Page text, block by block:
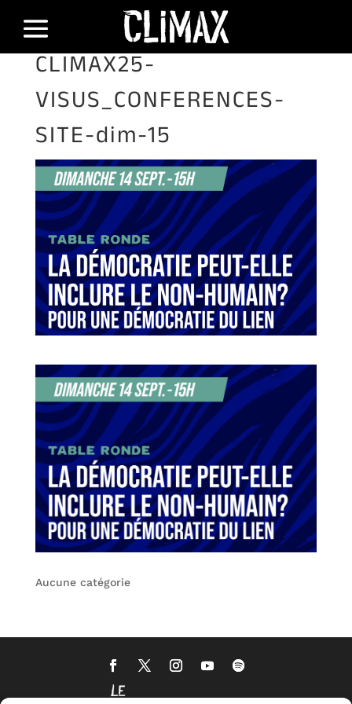
CLIMAX25-
VISUS_CONFERENCES-
SITE-dim-15
Aucune catégorie